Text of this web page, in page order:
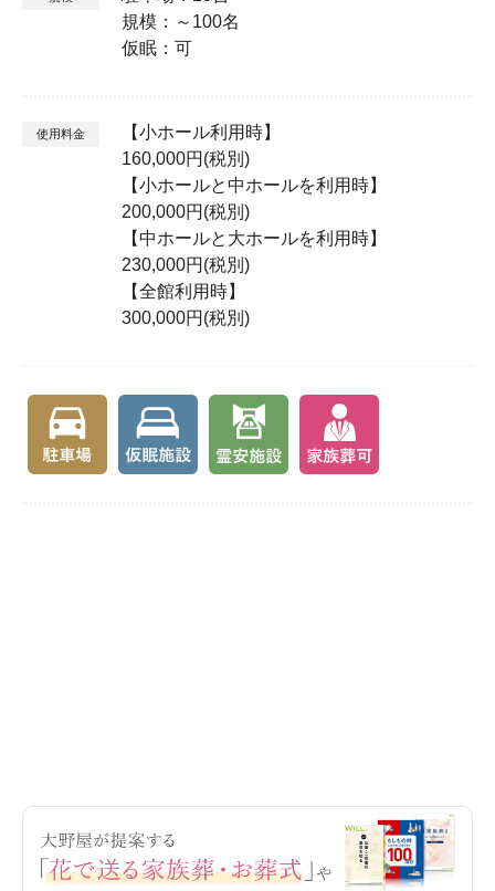
規模：～100名
仮眠：可
使用料金
【小ホール利用時】
160,000円(税別)
【小ホールと中ホールを利用時】
200,000円(税別)
【中ホールと大ホールを利用時】
230,000円(税別)
【全館利用時】
300,000円(税別)
勧行寺楠町会館 地図（Google Map）